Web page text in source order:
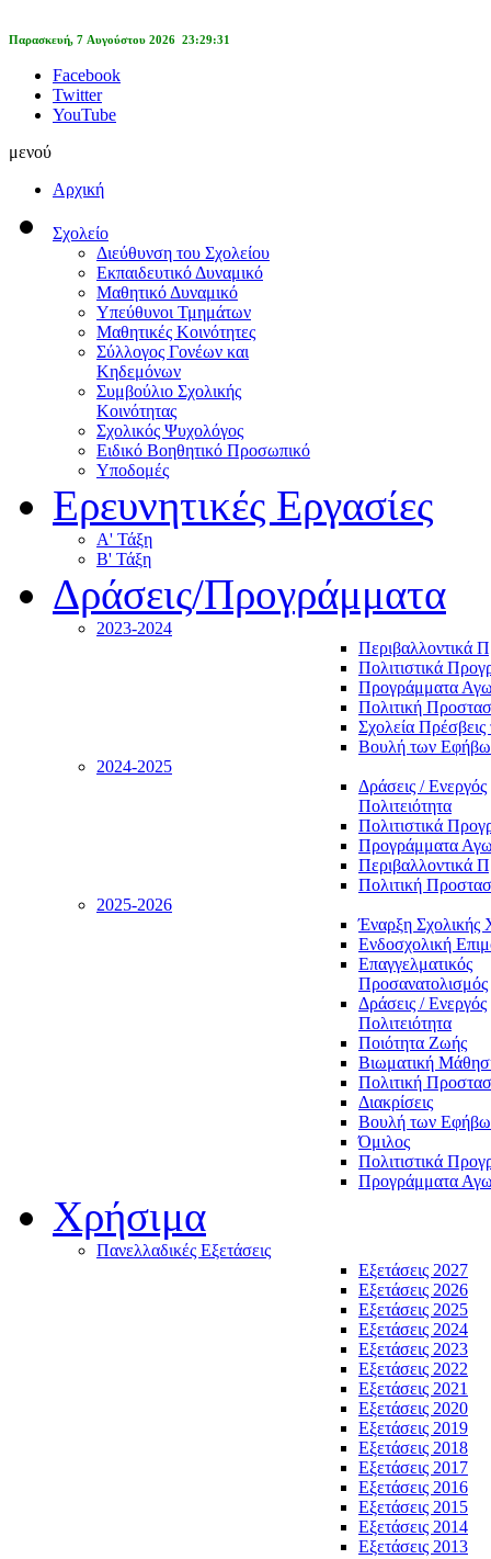
Παρασκευή, 7 Αυγούστου 2026 23:29:31
Facebook
Twitter
YouTube
μενού
Αρχική
Σχολείο
Διεύθυνση του Σχολείου
Εκπαιδευτικό Δυναμικό
Μαθητικό Δυναμικό
Υπεύθυνοι Τμημάτων
Μαθητικές Κοινότητες
Σύλλογος Γονέων και
Κηδεμόνων
Συμβούλιο Σχολικής
Κοινότητας
Σχολικός Ψυχολόγος
Ειδικό Βοηθητικό Προσωπικό
Υποδομές
Ερευνητικές Εργασίες
Α' Τάξη
Β' Τάξη
Δράσεις/Προγράμματα
2023-2024
Περιβαλλοντικά
Πολιτιστικά
Προγράμματα
Πολιτική
Σχολεία
Βουλή των
2024-2025
Δράσεις / Ενεργός
Πολιτειότητα
Πολιτιστικά
Προγράμματα
Περιβαλλοντικά
Πολιτική
2025-2026
Έναρξη Σχολικής
Ενδοσχολική
Επαγγελματικός
Προσανατολισμός
Δράσεις / Ενεργός
Πολιτειότητα
Ποιότητα Ζωής
Βιωματική
Πολιτική
Διακρίσεις
Βουλή των
Όμιλος
Πολιτιστικά
Προγράμματα
Χρήσιμα
Πανελλαδικές Εξετάσεις
Εξετάσεις 2027
Εξετάσεις 2026
Εξετάσεις 2025
Εξετάσεις 2024
Εξετάσεις 2023
Εξετάσεις 2022
Εξετάσεις 2021
Εξετάσεις 2020
Εξετάσεις 2019
Εξετάσεις 2018
Εξετάσεις 2017
Εξετάσεις 2016
Εξετάσεις 2015
Εξετάσεις 2014
Εξετάσεις 2013